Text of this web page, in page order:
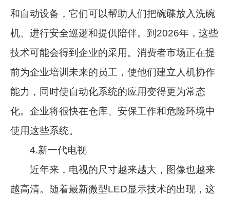
和自动设备，它们可以帮助人们把碗碟放入洗碗
机、进行安全巡逻和提供陪伴。到2026年，这些
技术可能会得到企业的采用。消费者市场正在提
前为企业培训未来的员工，使他们建立人机协作
能力，同时使自动化系统的应用变得更为常态
化。企业将很快在仓库、安保工作和危险环境中
使用这些系统。
4.新一代电视
近年来，电视的尺寸越来越大，图像也越来
越高清。随着最新微型LED显示技术的出现，这